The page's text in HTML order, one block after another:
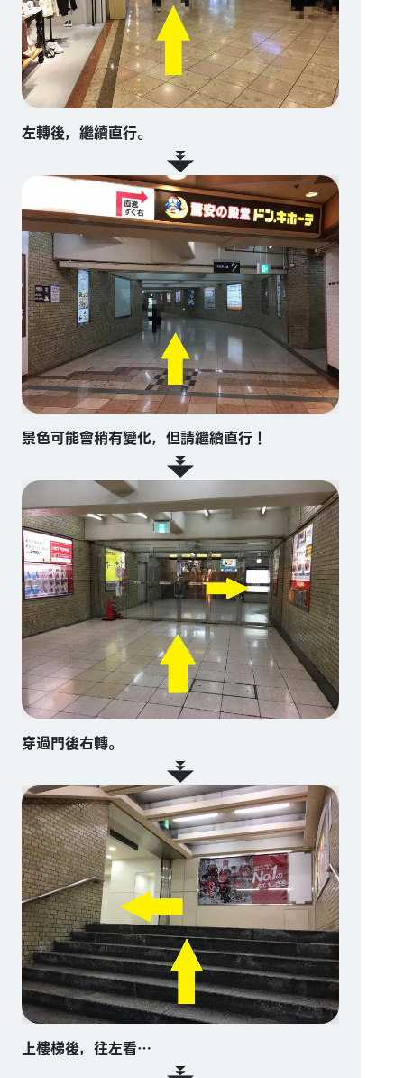
左轉後，繼續直行。
景色可能會稍有變化，但請繼續直行！
穿過門後右轉。
上樓梯後，往左看…